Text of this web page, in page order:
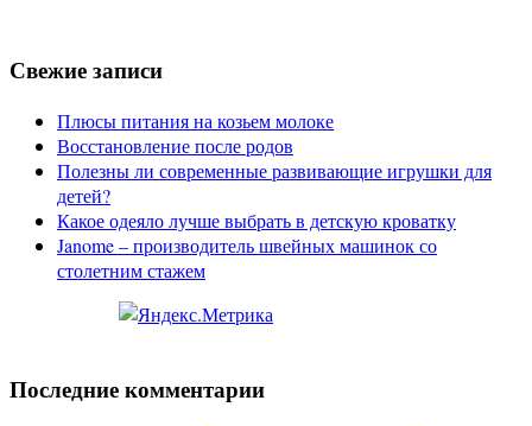
Свежие записи
Плюсы питания на козьем молоке
Восстановление после родов
Полезны ли современные развивающие игрушки для
детей?
Какое одеяло лучше выбрать в детскую кроватку
Janome – производитель швейных машинок со
столетним стажем
Последние комментарии